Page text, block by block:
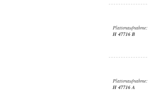
Plattenaufnahme:
H 47716 B
Plattenaufnahme:
H 47716 A